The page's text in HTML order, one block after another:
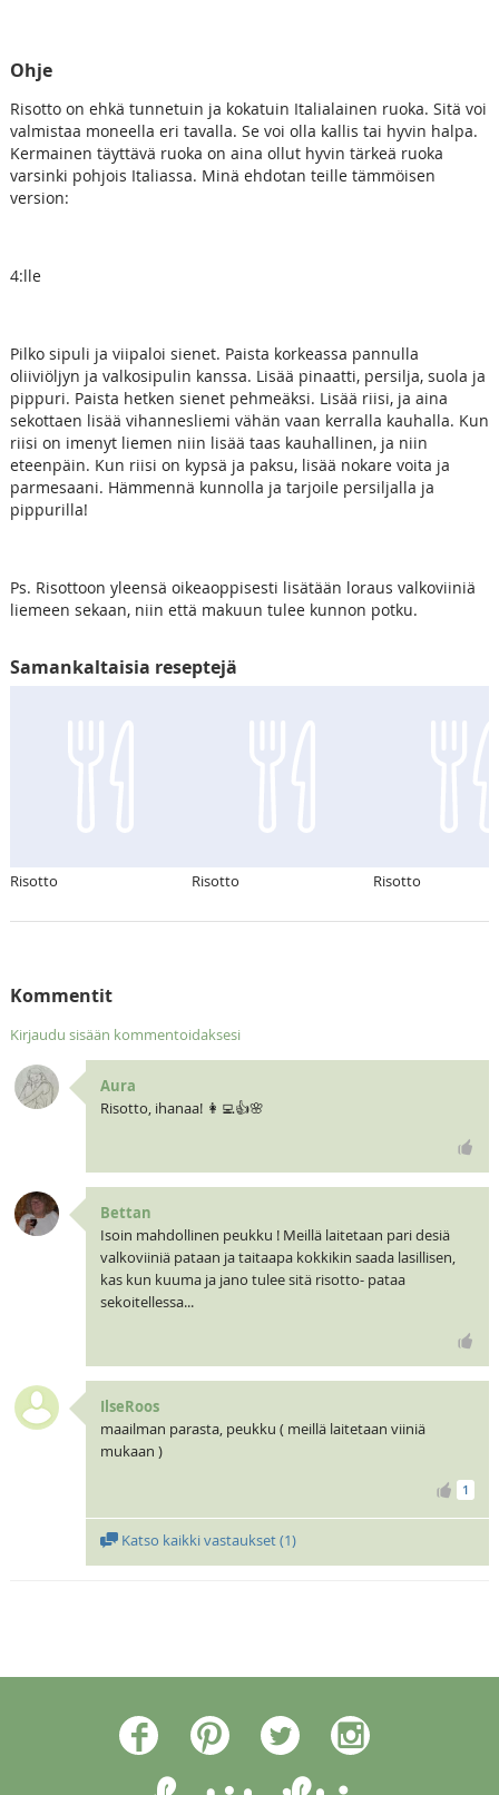
Ohje
Risotto on ehkä tunnetuin ja kokatuin Italialainen ruoka. Sitä voi
valmistaa moneella eri tavalla. Se voi olla kallis tai hyvin halpa.
Kermainen täyttävä ruoka on aina ollut hyvin tärkeä ruoka
varsinki pohjois Italiassa. Minä ehdotan teille tämmöisen
version:
4:lle
Pilko sipuli ja viipaloi sienet. Paista korkeassa pannulla
oliiviöljyn ja valkosipulin kanssa. Lisää pinaatti, persilja, suola ja
pippuri. Paista hetken sienet pehmeäksi. Lisää riisi, ja aina
sekottaen lisää vihannesliemi vähän vaan kerralla kauhalla. Kun
riisi on imenyt liemen niin lisää taas kauhallinen, ja niin
eteenpäin. Kun riisi on kypsä ja paksu, lisää nokare voita ja
parmesaani. Hämmennä kunnolla ja tarjoile persiljalla ja
pippurilla!
Ps. Risottoon yleensä oikeaoppisesti lisätään loraus valkoviiniä
liemeen sekaan, niin että makuun tulee kunnon potku.
Samankaltaisia reseptejä
Risotto Risotto Risotto
Kommentit
Kirjaudu sisään kommentoidaksesi
Aura
Risotto, ihanaa! 👩‍💻👍🌸
Bettan
Isoin mahdollinen peukku ! Meillä laitetaan pari desiä
valkoviiniä pataan ja taitaapa kokkikin saada lasillisen,
kas kun kuuma ja jano tulee sitä risotto- pataa
sekoitellessa...
IlseRoos
maailman parasta, peukku ( meillä laitetaan viiniä
mukaan )
1
Katso kaikki vastaukset (1)